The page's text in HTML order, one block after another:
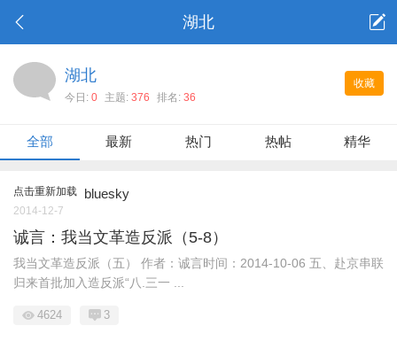
湖北
收藏
湖北
今日: 0 主题: 376 排名: 36
全部 最新 热门 热帖 精华
点击重新加载 bluesky
2014-12-7
诚言：我当文革造反派（5-8）
我当文革造反派（五） 作者：诚言时间：2014-10-06 五、赴京串联
归来首批加入造反派“八.三一 ...
4624 3